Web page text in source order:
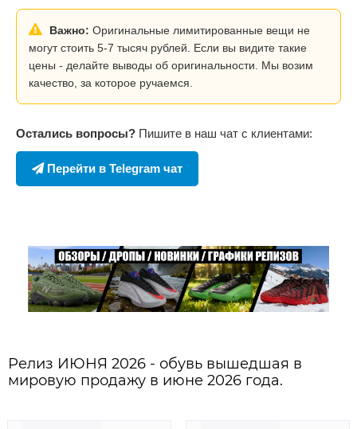
Важно: Оригинальные лимитированные вещи не
могут стоить 5-7 тысяч рублей. Если вы видите такие
цены - делайте выводы об оригинальности. Мы возим
качество, за которое ручаемся.
Остались вопросы? Пишите в наш чат с клиентами:
Перейти в Telegram чат
Релиз ИЮНЯ 2026 - обувь вышедшая в
мировую продажу в июне 2026 года.